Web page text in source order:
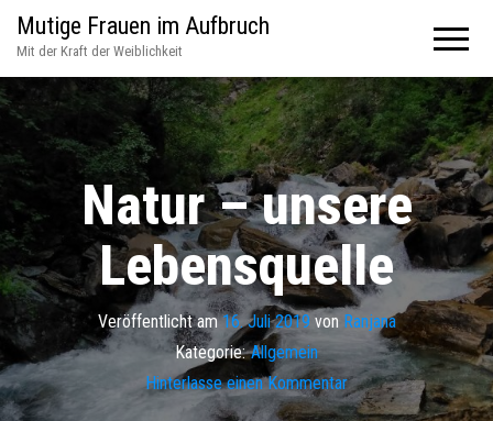
Mutige Frauen im Aufbruch
Mit der Kraft der Weiblichkeit
Natur – unsere
Lebensquelle
Veröffentlicht am16. Juli 2019 von Ranjana
Kategorie: Allgemein
Hinterlasse einen Kommentar